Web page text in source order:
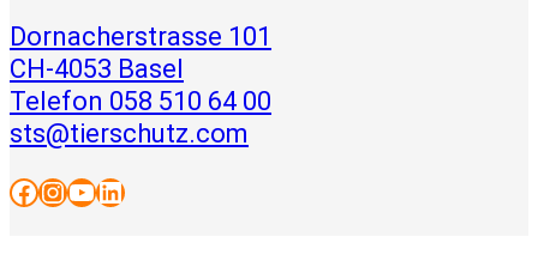
Dornacherstrasse 101
CH-4053 Basel
Telefon 058 510 64 00
sts@tierschutz.com
Facebook InstagramYouTube LinkedIn